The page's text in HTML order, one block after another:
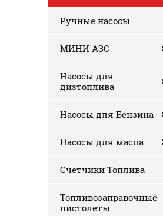
Ручные насосы
МИНИ АЗС
Насосы для
дизтоплива
Насосы для Бензина
Насосы для масла
Счетчики Топлива
Топливозаправочные
пистолеты